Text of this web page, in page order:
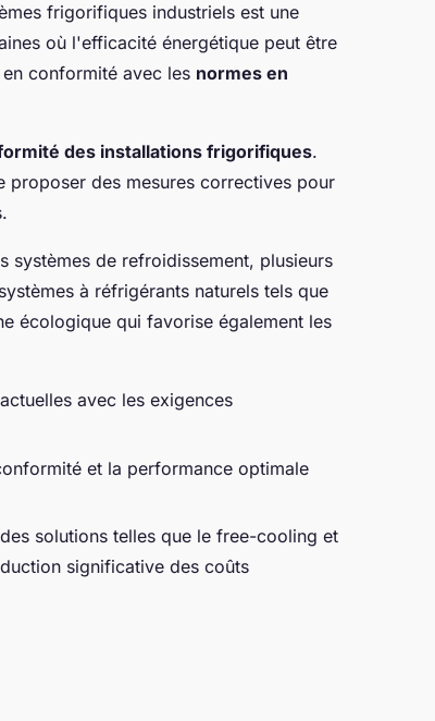
frigorifiques industriels est une
où l'efficacité énergétique peut être
conformité avec les normes en
des installations frigorifiques.
proposer des mesures correctives pour
systèmes de refroidissement, plusieurs
à réfrigérants naturels tels que
écologique qui favorise également les
avec les exigences
et la performance optimale
solutions telles que le free-cooling et
significative des coûts